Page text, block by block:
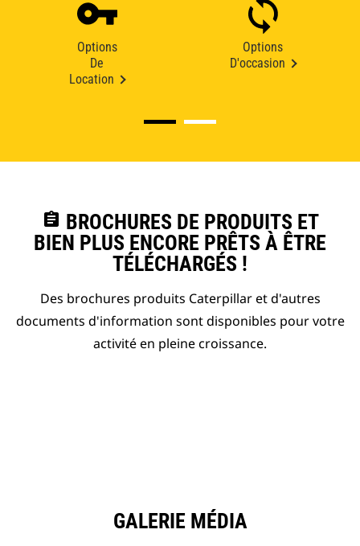
Options
De
Location
Options
D'occasion
assignment BROCHURES DE PRODUITS ET
BIEN PLUS ENCORE PRÊTS À ÊTRE
TÉLÉCHARGÉS !
Des brochures produits Caterpillar et d'autres
documents d'information sont disponibles pour votre
activité en pleine croissance.
GALERIE MÉDIA